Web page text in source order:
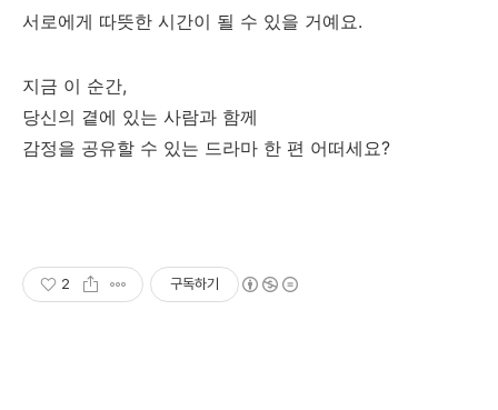
서로에게 따뜻한 시간이 될 수 있을 거예요.
지금 이 순간,
당신의 곁에 있는 사람과 함께
감정을 공유할 수 있는 드라마 한 편 어떠세요?
2 구독하기